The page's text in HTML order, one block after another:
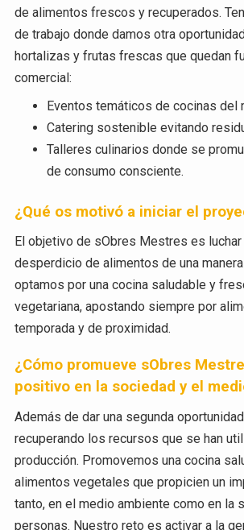
de alimentos frescos y recuperados.
de trabajo donde damos otra
hortalizas y frutas frescas que quedan
comercial:
Eventos temáticos de cocinas del
Catering sostenible evitando
Talleres culinarios donde se
de consumo consciente.
¿Qué os motivó a iniciar el
El objetivo de sObres Mestres es luchar
desperdicio de alimentos de una
optamos por una cocina saludable y
vegetariana, apostando siempre por
temporada y de proximidad.
¿Cómo promueve sObres
positivo en la sociedad y el
Además de dar una segunda
recuperando los recursos que se han
producción. Promovemos una cocina
alimentos vegetales que propicien un
tanto, en el medio ambiente como en la
personas. Nuestro reto es activar a la